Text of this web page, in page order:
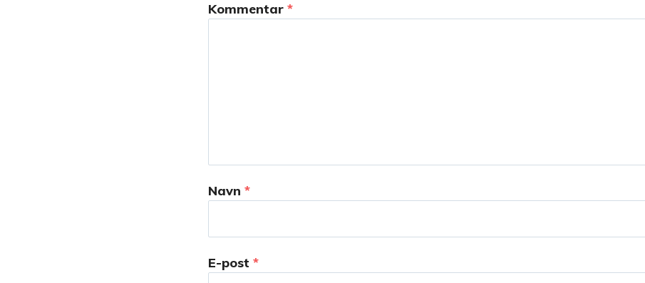
Kommentar*
Navn*
E-post*